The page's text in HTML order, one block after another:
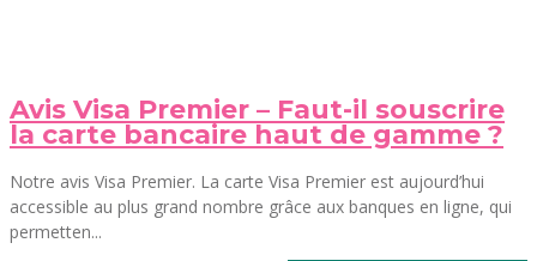
Avis Visa Premier – Faut-il souscrire
la carte bancaire haut de gamme ?
Notre avis Visa Premier. La carte Visa Premier est aujourd’hui
accessible au plus grand nombre grâce aux banques en ligne, qui
permetten...